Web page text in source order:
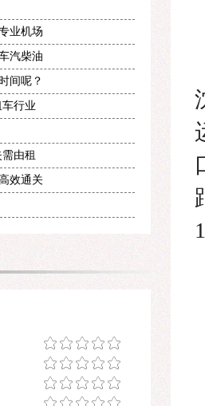
业机场
汽柴油
间呢？
行业
由租
效通关